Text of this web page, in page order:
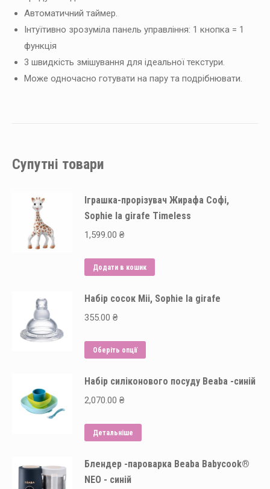
Автоматичний таймер.
Інтуїтивно зрозуміла панель управління: 1 кнопка = 1
функція
3 швидкість змішування для ідеальної текстури.
Може одночасно готувати на пару та подрібнювати.
Супутні товари
Іграшка-прорізувач Жирафа Софі,
Sophie la girafe Timeless
1,599.00 ₴
Додати в кошик
Набір сосок Mii, Sophie la girafe
355.00 ₴
Оберіть опції
має
вибрати
Набір силіконового посуду Beaba -синій
2,070.00 ₴
Детальніше
Блендер -пароварка Beaba Babycook®
NEO - синій